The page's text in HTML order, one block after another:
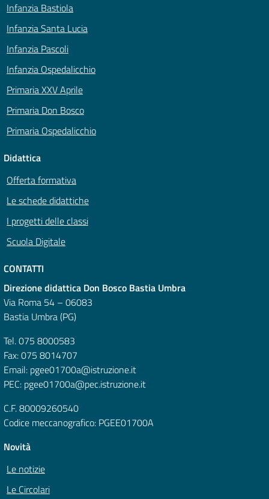
Infanzia Bastiola
Infanzia Santa Lucia
Infanzia Pascoli
Infanzia Ospedalicchio
Primaria XXV Aprile
Primaria Don Bosco
Primaria Ospedalicchio
Didattica
Offerta formativa
Le schede didattiche
I progetti delle classi
Scuola Digitale
CONTATTI
Direzione didattica Don Bosco Bastia Umbra
Via Roma 54 – 06083
Bastia Umbra (PG)
Tel. 075 8000583
Fax: 075 8014707
Email: pgee01700a@istruzione.it
PEC: pgee01700a@pec.istruzione.it
C.F. 80009260540
Codice meccanografico: PGEE01700A
Novità
Le notizie
Le Circolari